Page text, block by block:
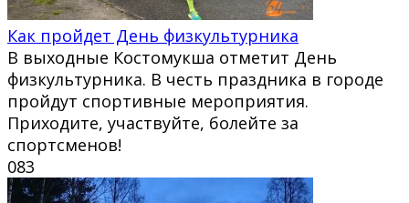
Как пройдет День физкультурника
В выходные Костомукша отметит День
физкультурника. В честь праздника в городе
пройдут спортивные мероприятия.
Приходите, участвуйте, болейте за
спортсменов!
083